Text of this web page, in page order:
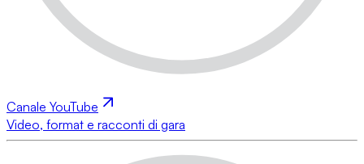
Canale YouTube
Video, format e racconti di gara